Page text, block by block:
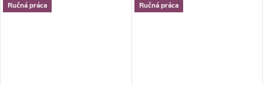
lungo, čaj, kakao a iné.
lungo, čaj, kakao a iné.
Ručná práca
Ručná práca